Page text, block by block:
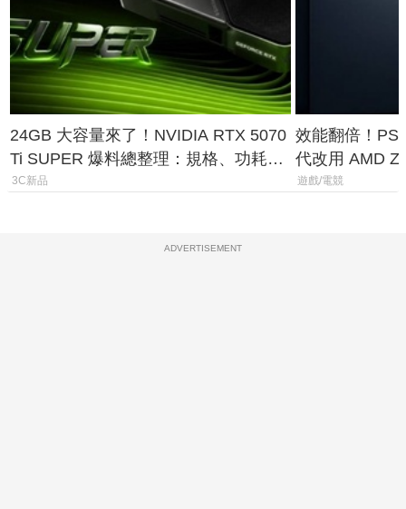
24GB 大容量來了！NVIDIA RTX 5070
Ti SUPER 爆料總整理：規格、功耗、
上市時間
3C新品
效能翻倍！
代改用 AMD
120fps 與全光
遊戲/電競
ADVERTISEMENT